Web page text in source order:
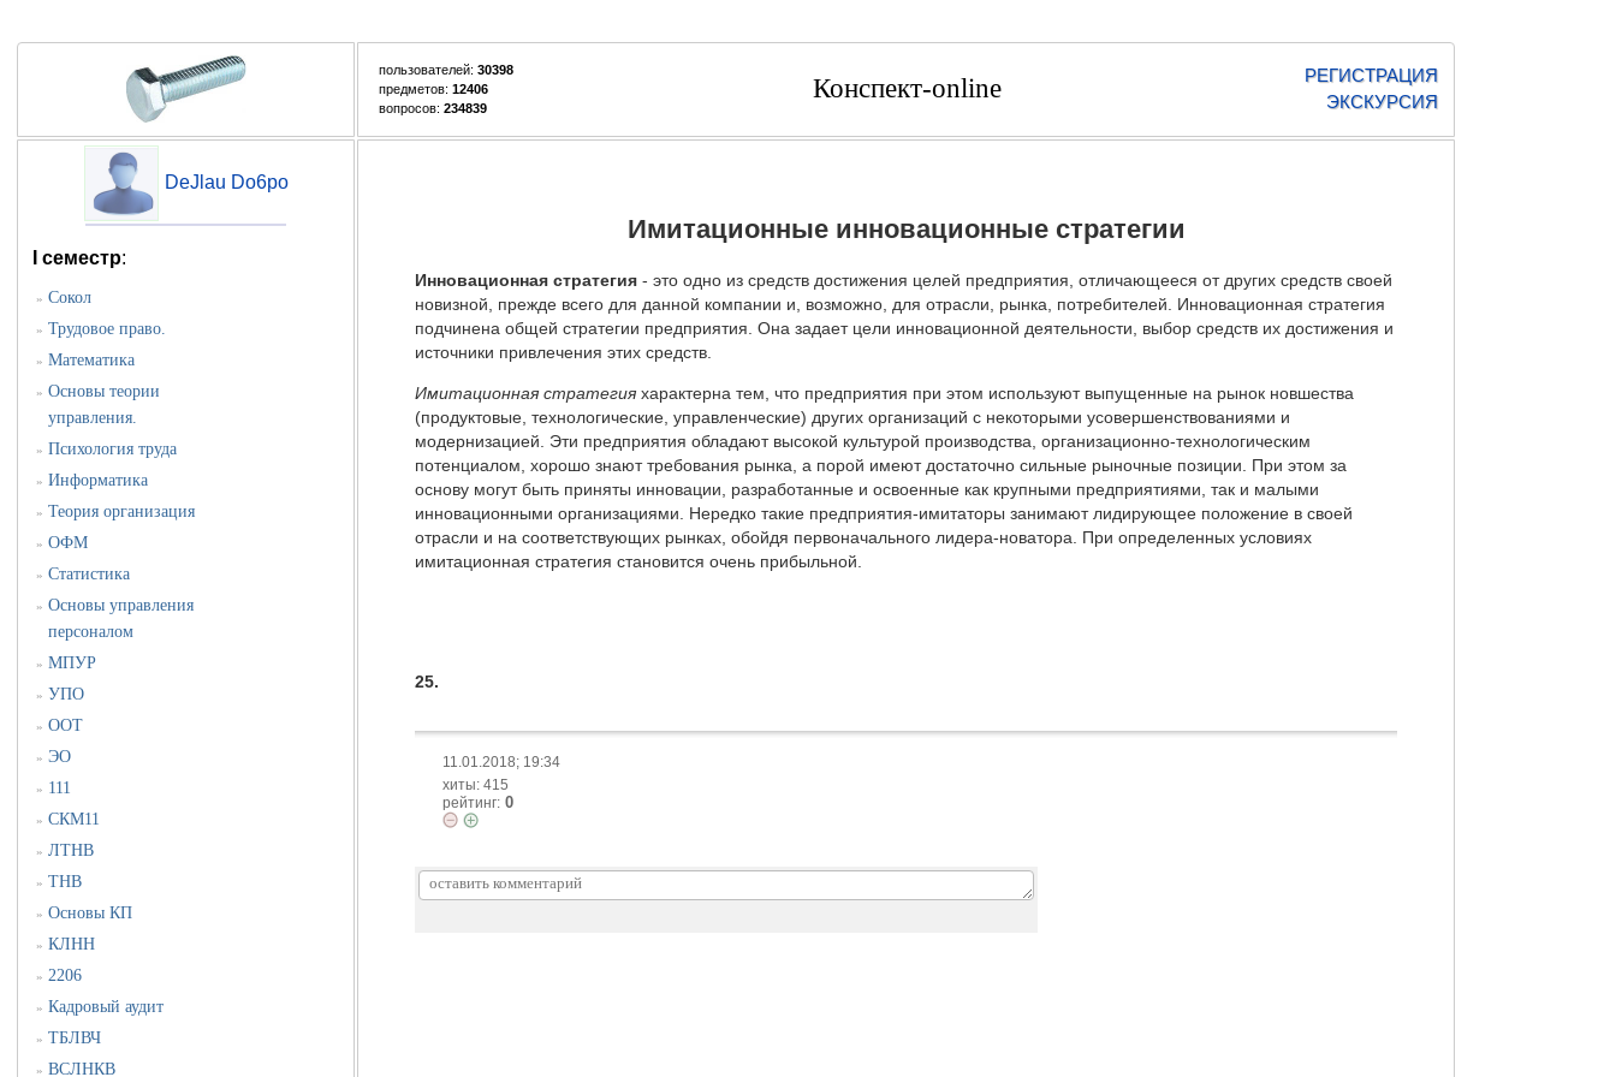
пользователей: 30398
предметов: 12406
вопросов: 234839
Конспект-online
РЕГИСТРАЦИЯ
ЭКСКУРСИЯ
DeJlau Do6po
I семестр:
» Сокол
» Трудовое право.
» Математика
» Основы теории
управления.
» Психология труда
» Информатика
» Теория организация
» ОФМ
» Статистика
» Основы управления
персоналом
» МПУР
» УПО
» ООТ
» ЭО
» 111
» СКМ11
» ЛТНВ
» ТНВ
» Основы КП
» КЛНН
» 2206
» Кадровый аудит
» ТБЛВЧ
» ВСЛНКВ
Имитационные инновационные стратегии
Инновационная стратегия - это одно из средств достижения целей предприятия, отличающееся от других средств своей
новизной, прежде всего для данной компании и, возможно, для отрасли, рынка, потребителей. Инновационная стратегия
подчинена общей стратегии предприятия. Она задает цели инновационной деятельности, выбор средств их достижения и
источники привлечения этих средств.
Имитационная стратегияхарактерна тем, что предприятия при этом используют выпущенные на рынок новшества
(продуктовые, технологические, управленческие) других организаций с некоторыми усовершенствованиями и
модернизацией. Эти предприятия обладают высокой культурой производства, организационно-технологическим
потенциалом, хорошо знают требования рынка, а порой имеют достаточно сильные рыночные позиции. При этом за
основу могут быть приняты инновации, разработанные и освоенные как крупными предприятиями, так и малыми
инновационными организациями. Нередко такие предприятия-имитаторы занимают лидирующее положение в своей
отрасли и на соответствующих рынках, обойдя первоначального лидера-новатора. При определенных условиях
имитационная стратегия становится очень прибыльной.
25.
11.01.2018; 19:34
хиты: 415
рейтинг: 0